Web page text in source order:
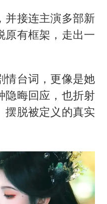
并接连主演多部新
原有框架，走出一
情台词，更像是她
隐晦回应，也折射
摆脱被定义的真实